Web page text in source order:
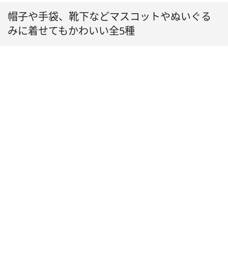
帽子や手袋、靴下などマスコットやぬいぐる
みに着せてもかわいい全5種